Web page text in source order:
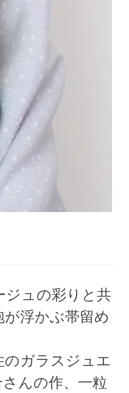
ジュの彩りと共
浮かぶ帯留め
のガラスジュエ
んの作、一粒